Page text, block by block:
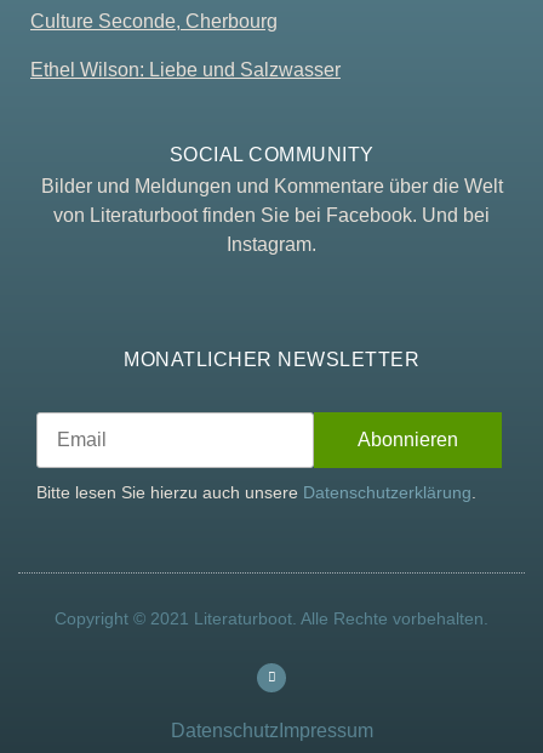
Culture Seconde, Cherbourg
Ethel Wilson: Liebe und Salzwasser
SOCIAL COMMUNITY
Bilder und Meldungen und Kommentare über die Welt
von Literaturboot finden Sie bei Facebook. Und bei
Instagram.
MONATLICHER NEWSLETTER
Bitte lesen Sie hierzu auch unsere Datenschutzerklärung
Copyright © 2021 Literaturboot. Alle Rechte vorbehalten.
Datenschutz Impressum